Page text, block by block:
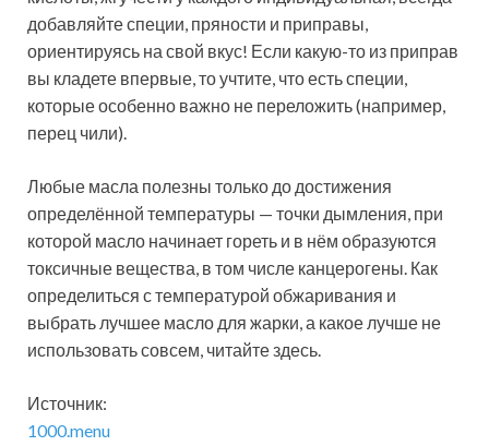
добавляйте специи, пряности и приправы,
ориентируясь на свой вкус! Если какую-то из приправ
вы кладете впервые, то учтите, что есть специи,
которые особенно важно не переложить (например,
перец чили).
Любые масла полезны только до достижения
определённой температуры — точки дымления, при
которой масло начинает гореть и в нём образуются
токсичные вещества, в том числе канцерогены. Как
определиться с температурой обжаривания и
выбрать лучшее масло для жарки, а какое лучше не
использовать совсем, читайте здесь.
Источник:
1000.menu